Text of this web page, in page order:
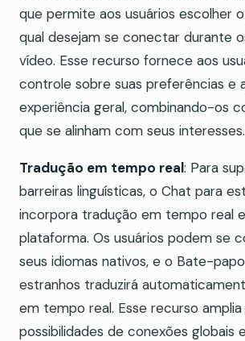
que permite aos usuários escolher
qual desejam se conectar durante
vídeo. Esse recurso fornece aos
controle sobre suas preferências e
experiência geral, combinando-os
que se alinham com seus interesses.
Tradução em tempo real: Para
barreiras linguísticas, o Chat para
incorpora tradução em tempo real
plataforma. Os usuários podem se
seus idiomas nativos, e o Bate-
estranhos traduzirá
em tempo real. Esse recurso amplia
possibilidades de conexões globais